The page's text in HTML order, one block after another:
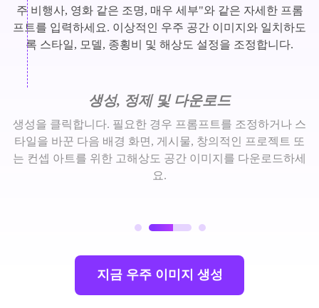
주 비행사, 영화 같은 조명, 매우 세부"와 같은 자세한 프롬
프트를 입력하세요. 이상적인 우주 공간 이미지와 일치하도
록 스타일, 모델, 종횡비 및 해상도 설정을 조정합니다.
생성, 정제 및 다운로드
생성을 클릭합니다. 필요한 경우 프롬프트를 조정하거나 스
타일을 바꾼 다음 배경 화면, 게시물, 창의적인 프로젝트 또
는 컨셉 아트를 위한 고해상도 공간 이미지를 다운로드하세
요.
지금 우주 이미지 생성